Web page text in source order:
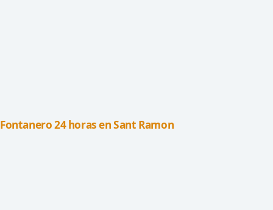
Fontanero 24 horas en Sant Ramon